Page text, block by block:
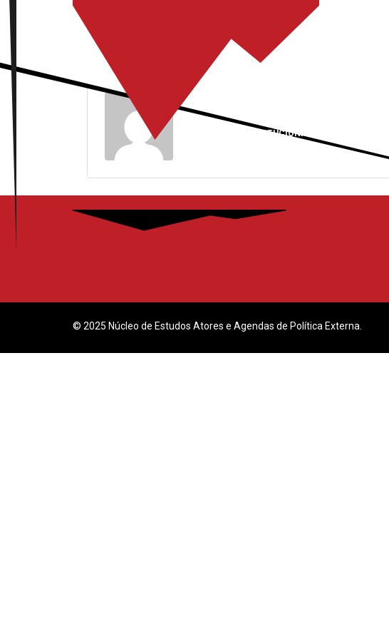
INSTITUCIONAL
© 2025 Núcleo de Estudos Atores e Agendas de Política Externa.